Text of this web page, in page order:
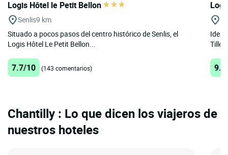
Logis Hôtel le Petit Bellon
Senlis9 km
Situado a pocos pasos del centro histórico de Senlis, el
Logis Hôtel Le Petit Bellon...
7.7/10 (143 comentarios)
Tillé,
Chantilly : Lo que dicen los viajeros de
nuestros hoteles